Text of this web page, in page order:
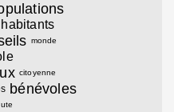
habitants
monde
citoyenne
bénévoles